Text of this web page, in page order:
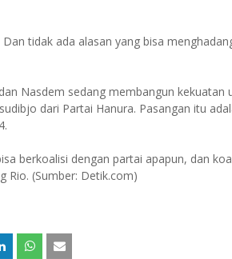
tidak ada alasan yang bisa
Nasdem sedang membangun kekuatan
dari Partai Hanura. Pasangan itu
berkoalisi dengan partai apapun, dan
Rio. (Sumber: Detik.com)